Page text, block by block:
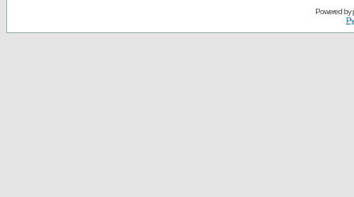
Powered by